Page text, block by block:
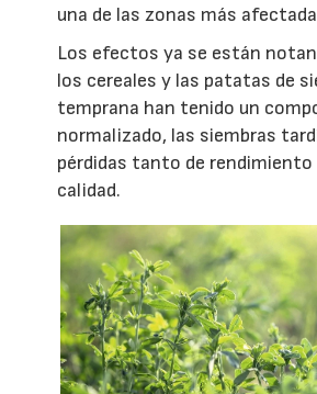
una de las zonas más
Los efectos ya se están
los cereales y las patatas de
temprana han tenido un
normalizado, las siembras
pérdidas tanto de rendimiento
calidad.